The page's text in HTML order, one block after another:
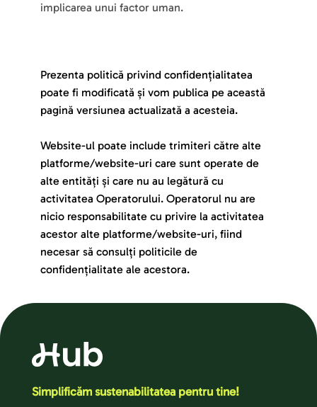
implicarea unui factor uman.
Prezenta politică privind confidențialitatea
poate fi modificată și vom publica pe această
pagină versiunea actualizată a acesteia.
Website-ul poate include trimiteri către alte
platforme/website-uri care sunt operate de
alte entități și care nu au legătură cu
activitatea Operatorului. Operatorul nu are
nicio responsabilitate cu privire la activitatea
acestor alte platforme/website-uri, fiind
necesar să consulți politicile de
confidențialitate ale acestora.
Simplificăm sustenabilitatea pentru tine!